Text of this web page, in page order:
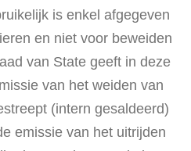
is enkel afgegeven
en niet voor beweiden
van State geeft in deze
van het weiden van
(intern gesaldeerd)
emissie van het uitrijden